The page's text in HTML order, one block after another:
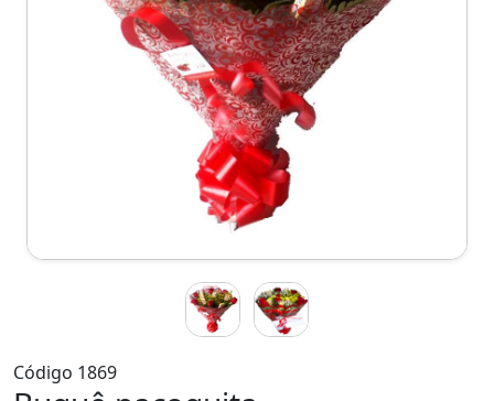
Código 1869